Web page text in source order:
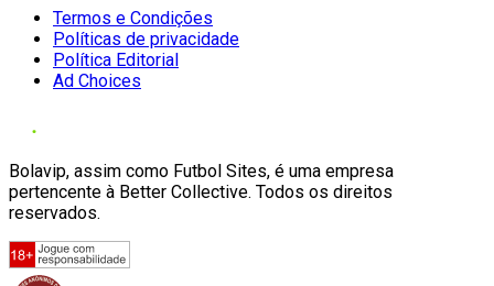
Termos e Condições
Políticas de privacidade
Política Editorial
Ad Choices
Bolavip, assim como Futbol Sites, é uma empresa
pertencente à Better Collective. Todos os direitos
reservados.